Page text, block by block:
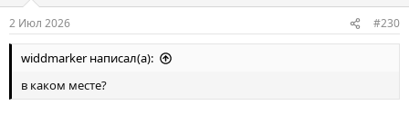
2 Июл 2026 #230
widdmarker написал(а):
в каком месте?